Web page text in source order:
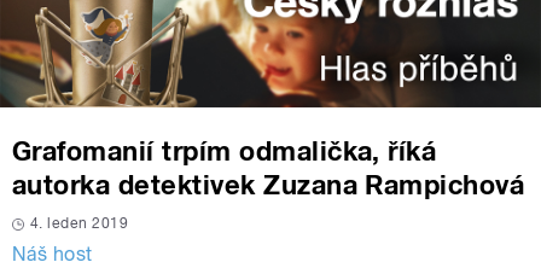
Grafomanií trpím odmalička, říká
autorka detektivek Zuzana Rampichová
4. leden 2019
Náš host